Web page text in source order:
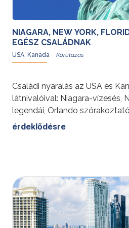
NIAGARA, NEW YORK,
EGÉSZ CSALÁDNAK
USA, Kanada
Családi nyaralás az USA és
látnivalóival: Niagara-vízesés,
legendái, Orlando
napfényes strandjai
Előkészületben: 2027
érdeklődésre